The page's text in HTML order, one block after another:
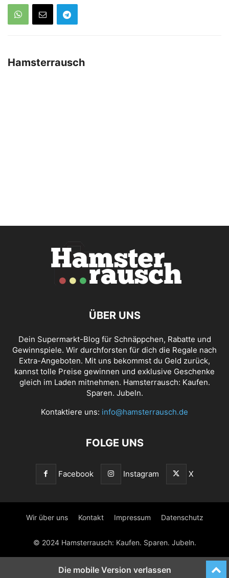
Hamsterrausch
ÜBER UNS
Dein Supermarkt-Blog für Schnäppchen, Rabatte und
Gewinnspiele. Wir durchforsten für dich die Regale nach
Extra-Angeboten. Mit uns bekommst du Geld zurück,
kannst tolle Preise gewinnen und exklusive Geschenke
gleich im Laden mitnehmen. Hamsterrausch: Kaufen.
Sparen. Jubeln.
Kontaktiere uns: info@hamsterrausch.de
FOLGE UNS
Facebook Instagram X
Wir über uns Kontakt Impressum Datenschutz
© 2024 Hamsterrausch: Kaufen. Sparen. Jubeln.
Die mobile Version verlassen